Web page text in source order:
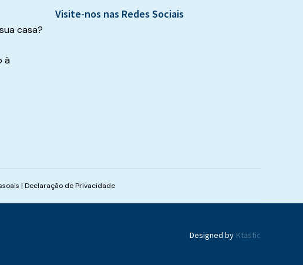
casa?
à
Visite-nos nas Redes Sociais
| Declaração de Privacidade
Designed by Ktastic